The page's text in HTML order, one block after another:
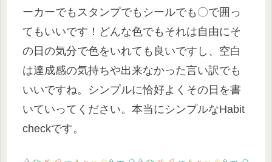
ーカーでもスタンプでもシールでも〇で囲っ
てもいいです！どんな色でもそれは自由にそ
の日の気分で色をいれても良いですし、空白
は達成感の気持ちや出来なかった言い訳でも
いいですね。シンプルに恰好よくその日を書
いていってください。本当にシンプルなHabit
checkです。